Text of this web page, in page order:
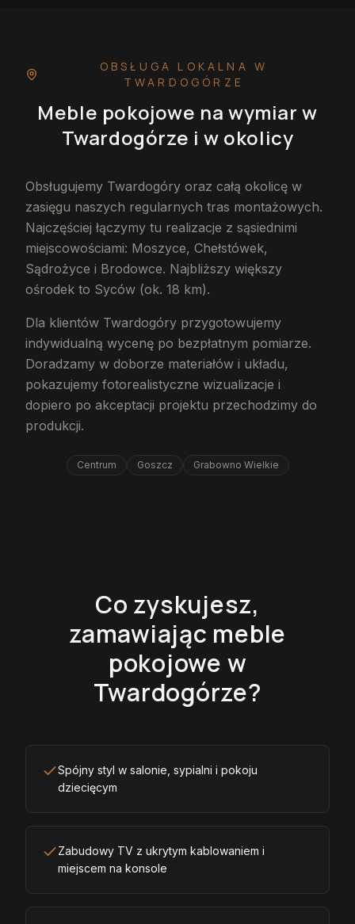
OBSŁUGA LOKALNA W
TWARDOGÓRZE
Meble pokojowe na wymiar w
Twardogórze i w okolicy
Obsługujemy Twardogóry oraz całą okolicę w
zasięgu naszych regularnych tras montażowych.
Najczęściej łączymy tu realizacje z sąsiednimi
miejscowościami: Moszyce, Chełstówek,
Sądrożyce i Brodowce. Najbliższy większy
ośrodek to Syców (ok. 18 km).
Dla klientów Twardogóry przygotowujemy
indywidualną wycenę po bezpłatnym pomiarze.
Doradzamy w doborze materiałów i układu,
pokazujemy fotorealistyczne wizualizacje i
dopiero po akceptacji projektu przechodzimy do
produkcji.
Centrum Goszcz Grabowno Wielkie
Co zyskujesz,
zamawiając meble
pokojowe w
Twardogórze?
Spójny styl w salonie, sypialni i pokoju
dziecięcym
Zabudowy TV z ukrytym kablowaniem i
miejscem na konsole